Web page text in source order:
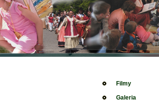
Filmy
Galeria